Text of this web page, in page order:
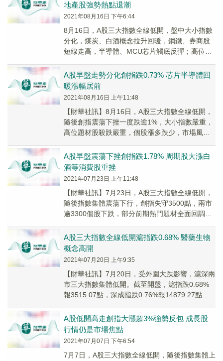
地產股強勢熱點退潮
2021年08月16日 下午6:44
8月16日，A股三大指數全線低開，盤中大小指數
分化，煤炭、白酒概念拉升回暖，鋼鐵、券商股
短線走高，半導體、MCU芯片觸底反彈；高位題
光刻...
A股早盤走勢分化創指跌0.73% 芯片半導體回
暖漲幅居前
2021年08月16日 上午11:48
【財華社訊】8月16日，A股三大指數全線低開，
隨後創指震蕩下挫一度跌逾1%，大小指數嚴重，
高位題材股殺跌嚴重，個股漲多跌少，市場風格
漲0...
A股早盤震蕩下挫創指跌1.78% 周期股大漲白
酒等消費股重挫
2021年07月23日 上午11:48
【財華社訊】7月23日，A股三大指數全線低開，
隨後指數集體震蕩下行，創指失守3500點，兩市
逾3300個股下跌，部分前期熱門題材全面回調，
A股三大指數全線低開滬指跌0.68% 醫藥生物
概念高開
2021年07月20日 上午9:35
【財華社訊】7月20日，受外圍大跌影響，滬深兩
市三大指數集體低開。截至開盤，滬指跌0.68%
報3515.07點，深成指跌0.76%報14879.27點，
A股低開高走創指大漲超3%強勢反包 成長股
行情仍是市場焦點
2021年07月07日 下午6:54
7月7日，A股三大指數全線低開，隨後指數集體上